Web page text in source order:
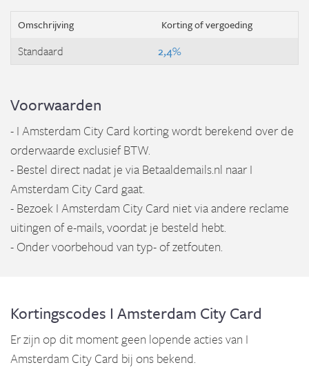
Omschrijving Korting of vergoeding
Standaard 2,4%
Voorwaarden
- I Amsterdam City Card korting wordt berekend over de
orderwaarde exclusief BTW.
- Bestel direct nadat je via Betaaldemails.nl naar I
Amsterdam City Card gaat.
- Bezoek I Amsterdam City Card niet via andere reclame
uitingen of e-mails, voordat je besteld hebt.
- Onder voorbehoud van typ- of zetfouten.
Kortingscodes I Amsterdam City Card
Er zijn op dit moment geen lopende acties van I
Amsterdam City Card bij ons bekend.